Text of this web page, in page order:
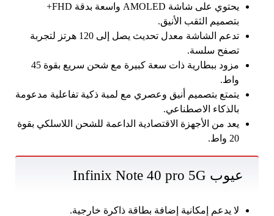
يحتوي على شاشة AMOLED واسعة بدقة FHD+
بتصميم الثقب الأنيق.
تدعم الشاشة معدل تحديث يصل إلى 120 هرتز لتجربة
تصفح سلسة.
مزود ببطارية ذات سعة كبيرة مع شحن سريع بقوة 45
واط.
يتمتع بتصميم أنيق وعصري مع لمبة ذكية تفاعلية مدعومة
بالذكاء الاصطناعي.
يعد من الأجهزة الاقتصادية الداعمة للشحن اللاسلكي بقوة
20 واط.
عيوب Infinix Note 40 pro 5G
لا يدعم إمكانية إضافة بطاقة ذاكرة خارجية.